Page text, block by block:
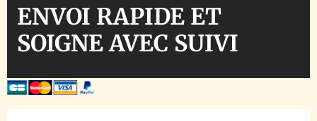
ENVOI RAPIDE ET
SOIGNE AVEC SUIVI